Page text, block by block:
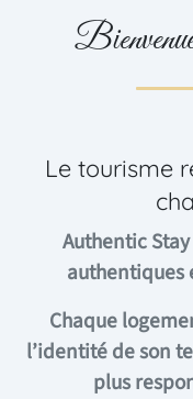
Le tourisme
Authentic
authentiques
Chaque
l’identité de son
plus